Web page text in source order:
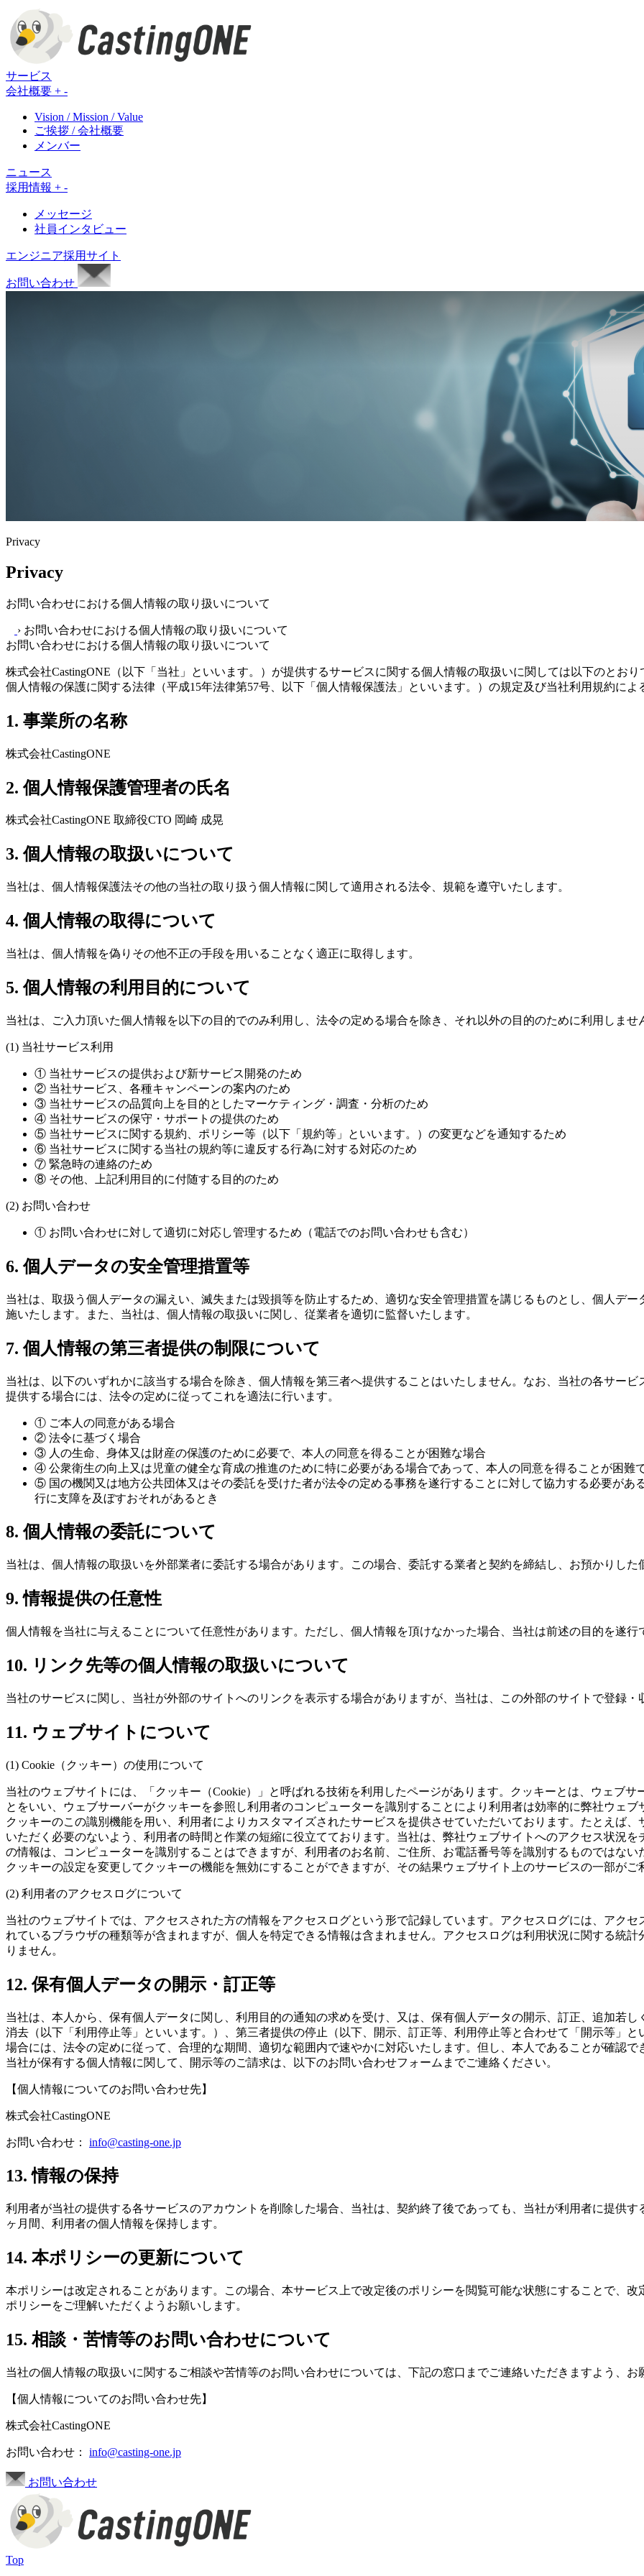
サービス
会社概要 + -
Vision / Mission / Value
ご挨拶 / 会社概要
メンバー
ニュース
採用情報 + -
メッセージ
社員インタビュー
エンジニア採用サイト
お問い合わせ
Privacy
Privacy
お問い合わせにおける個人情報の取り扱いについて
› お問い合わせにおける個人情報の取り扱いについて
お問い合わせにおける個人情報の取り扱いについて
株式会社CastingONE（以下「当社」といいます。）が提供するサービスに関する個人情報の取扱いに関しては以下のとお
個人情報の保護に関する法律（平成15年法律第57号、以下「個人情報保護法」といいます。）の規定及び当社利用規約によ
1. 事業所の名称
株式会社CastingONE
2. 個人情報保護管理者の氏名
株式会社CastingONE 取締役CTO 岡崎 成晃
3. 個人情報の取扱いについて
当社は、個人情報保護法その他の当社の取り扱う個人情報に関して適用される法令、規範を遵守いたします。
4. 個人情報の取得について
当社は、個人情報を偽りその他不正の手段を用いることなく適正に取得します。
5. 個人情報の利用目的について
当社は、ご入力頂いた個人情報を以下の目的でのみ利用し、法令の定める場合を除き、それ以外の目的のために利用しませ
(1) 当社サービス利用
① 当社サービスの提供および新サービス開発のため
② 当社サービス、各種キャンペーンの案内のため
③ 当社サービスの品質向上を目的としたマーケティング・調査・分析のため
④ 当社サービスの保守・サポートの提供のため
⑤ 当社サービスに関する規約、ポリシー等（以下「規約等」といいます。）の変更などを通知するため
⑥ 当社サービスに関する当社の規約等に違反する行為に対する対応のため
⑦ 緊急時の連絡のため
⑧ その他、上記利用目的に付随する目的のため
(2) お問い合わせ
① お問い合わせに対して適切に対応し管理するため（電話でのお問い合わせも含む）
6. 個人データの安全管理措置等
当社は、取扱う個人データの漏えい、滅失または毀損等を防止するため、適切な安全管理措置を講じるものとし、個人デ
施いたします。また、当社は、個人情報の取扱いに関し、従業者を適切に監督いたします。
7. 個人情報の第三者提供の制限について
当社は、以下のいずれかに該当する場合を除き、個人情報を第三者へ提供することはいたしません。なお、当社の各サー
提供する場合には、法令の定めに従ってこれを適法に行います。
① ご本人の同意がある場合
② 法令に基づく場合
③ 人の生命、身体又は財産の保護のために必要で、本人の同意を得ることが困難な場合
④ 公衆衛生の向上又は児童の健全な育成の推進のために特に必要がある場合であって、本人の同意を得ることが困難
⑤ 国の機関又は地方公共団体又はその委託を受けた者が法令の定める事務を遂行することに対して協力する必要があ
行に支障を及ぼすおそれがあるとき
8. 個人情報の委託について
当社は、個人情報の取扱いを外部業者に委託する場合があります。この場合、委託する業者と契約を締結し、お預かりし
9. 情報提供の任意性
個人情報を当社に与えることについて任意性があります。ただし、個人情報を頂けなかった場合、当社は前述の目的を遂行
10. リンク先等の個人情報の取扱いについて
当社のサービスに関し、当社が外部のサイトへのリンクを表示する場合がありますが、当社は、この外部のサイトで登録
11. ウェブサイトについて
(1) Cookie（クッキー）の使用について
当社のウェブサイトには、「クッキー（Cookie）」と呼ばれる技術を利用したページがあります。クッキーとは、ウェブ
とをいい、ウェブサーバーがクッキーを参照し利用者のコンピューターを識別することにより利用者は効率的に弊社ウェ
クッキーのこの識別機能を用い、利用者によりカスタマイズされたサービスを提供させていただいております。たとえば
いただく必要のないよう、利用者の時間と作業の短縮に役立てております。当社は、弊社ウェブサイトへのアクセス状況
の情報は、コンピューターを識別することはできますが、利用者のお名前、ご住所、お電話番号等を識別するものではな
クッキーの設定を変更してクッキーの機能を無効にすることができますが、その結果ウェブサイト上のサービスの一部が
(2) 利用者のアクセスログについて
当社のウェブサイトでは、アクセスされた方の情報をアクセスログという形で記録しています。アクセスログには、アク
れているブラウザの種類等が含まれますが、個人を特定できる情報は含まれません。アクセスログは利用状況に関する統
りません。
12. 保有個人データの開示・訂正等
当社は、本人から、保有個人データに関し、利用目的の通知の求めを受け、又は、保有個人データの開示、訂正、追加若
消去（以下「利用停止等」といいます。）、第三者提供の停止（以下、開示、訂正等、利用停止等と合わせて「開示等」
場合には、法令の定めに従って、合理的な期間、適切な範囲内で速やかに対応いたします。但し、本人であることが確認
当社が保有する個人情報に関して、開示等のご請求は、以下のお問い合わせフォームまでご連絡ください。
【個人情報についてのお問い合わせ先】
株式会社CastingONE
お問い合わせ： info@casting-one.jp
13. 情報の保持
利用者が当社の提供する各サービスのアカウントを削除した場合、当社は、契約終了後であっても、当社が利用者に提供
ヶ月間、利用者の個人情報を保持します。
14. 本ポリシーの更新について
本ポリシーは改定されることがあります。この場合、本サービス上で改定後のポリシーを閲覧可能な状態にすることで、
ポリシーをご理解いただくようお願いします。
15. 相談・苦情等のお問い合わせについて
当社の個人情報の取扱いに関するご相談や苦情等のお問い合わせについては、下記の窓口までご連絡いただきますよう、お
【個人情報についてのお問い合わせ先】
株式会社CastingONE
お問い合わせ： info@casting-one.jp
お問い合わせ
Top